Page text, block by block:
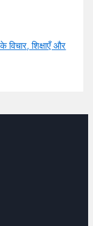
विचार, शिक्षाएँ और